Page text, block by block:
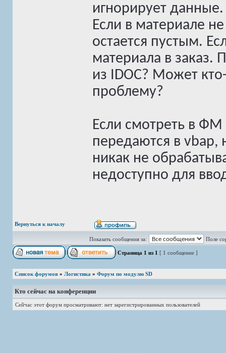
игнорирует данные.
Если в материале
остается пустым.
материала в заказ.
из IDOC? Может
проблему?
Если смотреть в ФМ
передаются в vbap,
никак не
недоступно для
Вернуться к началу
Показать сообщения за: Поле
Страница 1 из 1 [ 1 сообщение ]
Список форумов » Логистика » Форум по модулю SD
Кто сейчас на конференции
Сейчас этот форум просматривают: нет зарегистрированных пользователей